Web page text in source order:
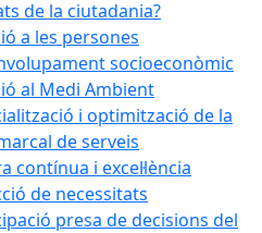
de la ciutadania?
a les persones
socioeconòmic
al Medi Ambient
i optimització de la
de serveis
contínua i excel·lència
de necessitats
presa de decisions del